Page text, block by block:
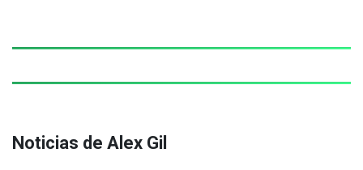
Noticias de Alex Gil